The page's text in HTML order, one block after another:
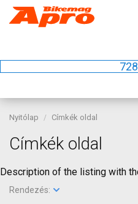
Nyitólap Címkék oldal
Címkék oldal
Description of the listing with
Rendezés: